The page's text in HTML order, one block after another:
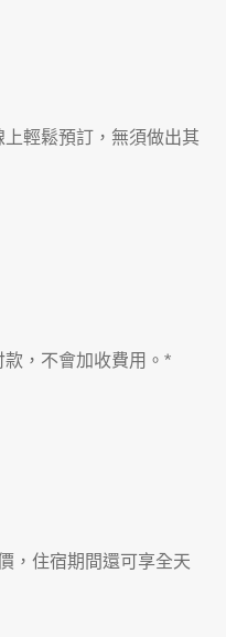
輕鬆預訂，無須做出其
，不會加收費用。*
，住宿期間還可享全天